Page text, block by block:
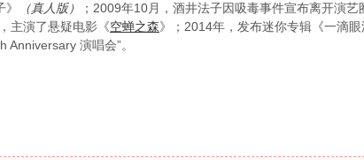
（真人版）
；2009年10月，酒井法子因吸毒事件宣布离开演
主演了悬疑电影《空蝉之森》；2014年，发布迷你专辑《一滴眼
Anniversary 演唱会”。